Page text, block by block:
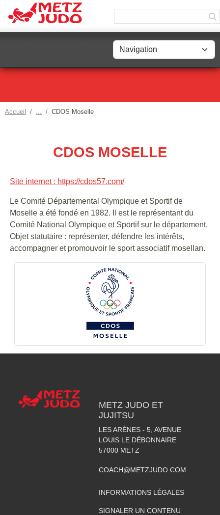
Accueil CDOS Moselle
CDOS MOSELLE
Site internet : https://cdos57.com/
Le Comité Départemental Olympique et Sportif de
Moselle a été fondé en 1982. Il est le représentant du
Comité National Olympique et Sportif sur le département.
Objet statutaire : représenter, défendre les intérêts,
accompagner et promouvoir le sport associatif mosellan.
METZ JUDO ET
JUJITSU
LES ARÈNES - 5, AVENUE
LOUIS LE DÉBONNAIRE
57000 METZ
COACH@METZJUDO.COM
INFORMATIONS LÉGALES
SIGNALER UN CONTENU
Panneau de gestion des cookies